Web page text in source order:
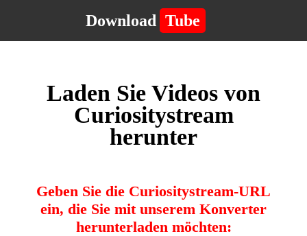
Download Tube
Laden Sie Videos von
Curiositystream
herunter
Geben Sie die Curiositystream-URL
ein, die Sie mit unserem Konverter
herunterladen möchten: